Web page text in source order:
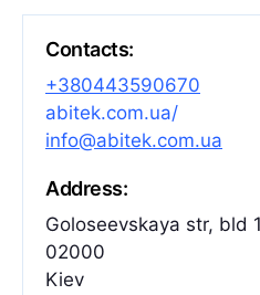
Contacts:
+380443590670
abitek.com.ua/
info@abitek.com.ua
Address:
Goloseevskaya str, bld
02000
Kiev